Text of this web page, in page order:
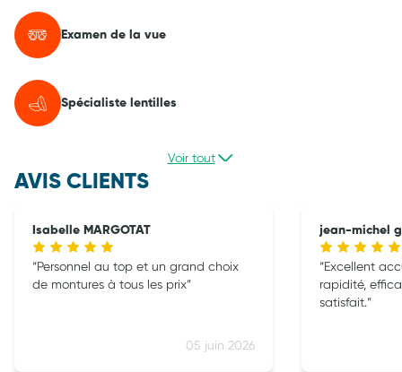
Examen de la vue
Spécialiste lentilles
Voir tout
AVIS CLIENTS
Isabelle MARGOTAT
05 juin 2026
Personnel au top et un grand choix
de montures à tous les prix
jean-michel
Excellent
rapidité,
satisfait.